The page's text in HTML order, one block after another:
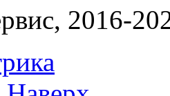
2016-